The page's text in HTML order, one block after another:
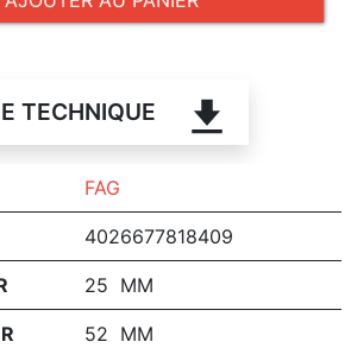
TECHNIQUE
FAG
4026677818409
25 MM
52 MM